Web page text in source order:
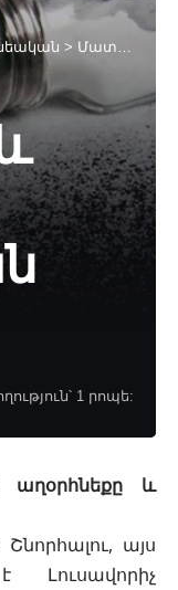
> Մատաղի և աղի օրհնության մասին
1 րոպե:
և
այս